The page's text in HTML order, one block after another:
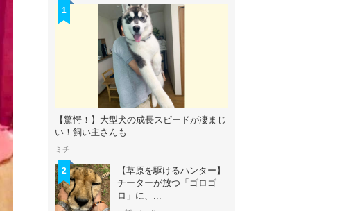
1
【驚愕！】大型犬の成長スピードが凄まじ
い！飼い主さんも...
ミチ
2
【草原を駆けるハンター】
チーターが放つ「ゴロゴ
ロ」に、...